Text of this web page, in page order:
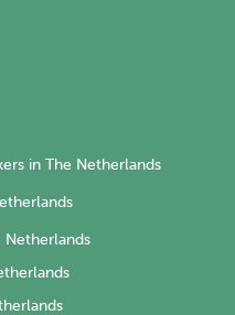
in The Netherlands
Netherlands